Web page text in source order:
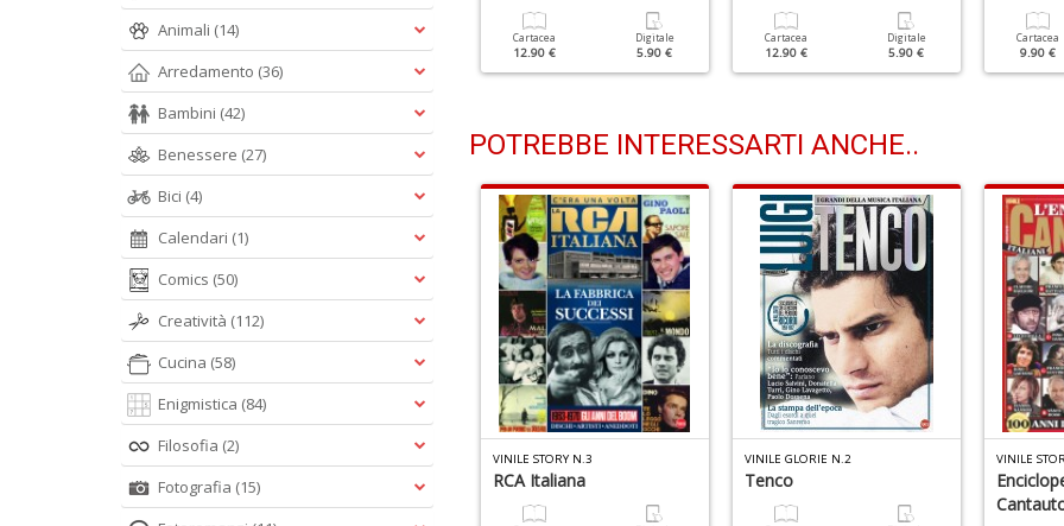
Digitale
4.90 € 7.90 €
Digitale
3.50 €
Cartacea
12.90 €
Digitale
5.90 €
Cartacea
12.90 €
Digitale
5.90 €
Cartacea
9.90 €
POTREBBE INTERESSARTI ANCHE..
Animals
VINILE STORY N.3
RCA Italiana
VINILE GLORIE N.2
Tenco
VINILE
Animali (14)
Arredamento (36)
Bambini (42)
Benessere (27)
Bici (4)
Calendari (1)
Comics (50)
Creatività (112)
Cucina (58)
Enigmistica (84)
Filosofia (2)
Fotografia (15)